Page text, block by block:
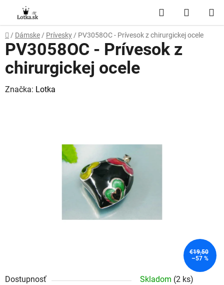
obsah
Hľadať
KOŠÍK
Domov
/ Dámske / Prívesky / PV3058OC - Prívesok z chirurgickej ocele
Dostupnosť Skladom (2 ks)
PV3058OC - Prívesok z
chirurgickej ocele
Značka: Lotka
€19,50
–57 %